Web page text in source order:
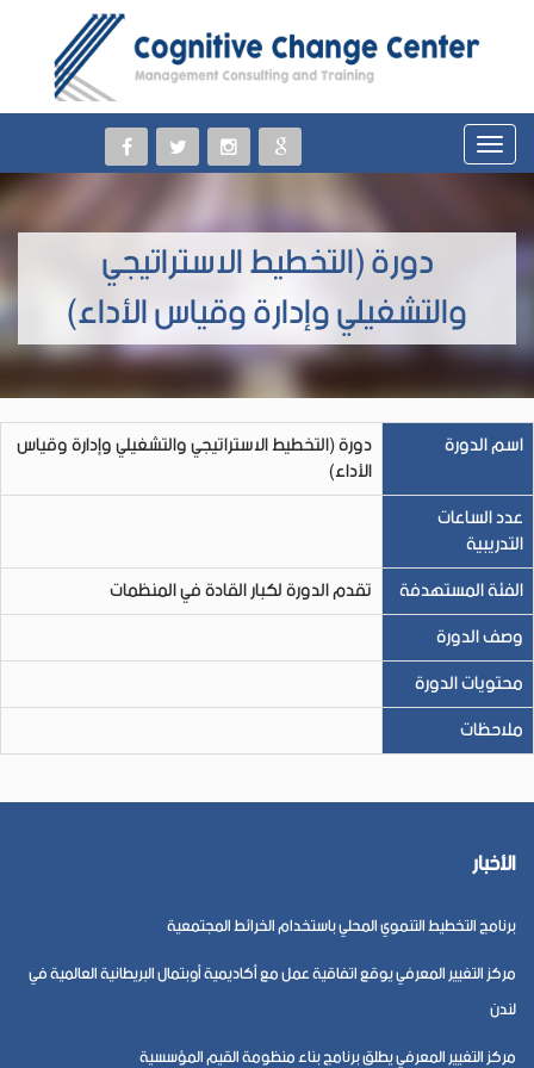
دورة (التخطيط الاستراتيجي
والتشغيلي وإدارة وقياس الأداء)
دورة (التخطيط الاستراتيجي والتشغيلي وإدارة وقياس
الأداء)
اسم الدورة
عدد الساعات
التدريبية
تقدم الدورة لكبار القادة في المنظمات
الفئة المستهدفة
وصف الدورة
محتويات الدورة
ملاحظات
الأخبار
برنامج التخطيط التنموي المحلي باستخدام الخرائط المجتمعية
مركز التغيير المعرفي يوقع اتفاقية عمل مع أكاديمية أوبتمال البريطانية العالمية في
لندن
مركز التغيير المعرفي يطلق برنامج بناء منظومة القيم المؤسسية